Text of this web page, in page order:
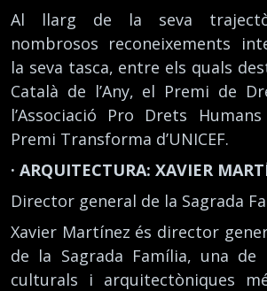
Al llarg de la seva
nombrosos reconeixements
la seva tasca, entre els quals
Català de l’Any, el Premi de
l’Associació Pro Drets
Premi Transforma d’UNICEF.
· ARQUITECTURA: XAVIER
Director general de la Sagrada
Xavier Martínez és director
de la Sagrada Família, una de
culturals i arquitectòniques